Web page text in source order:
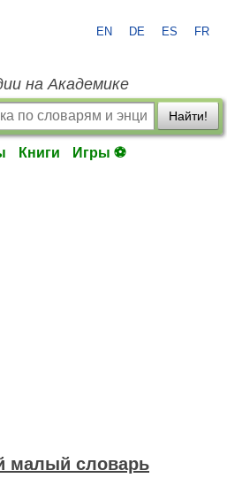
EN DE ES FR
на Академике
Найти!
Книги Игры ⚽
малый словарь